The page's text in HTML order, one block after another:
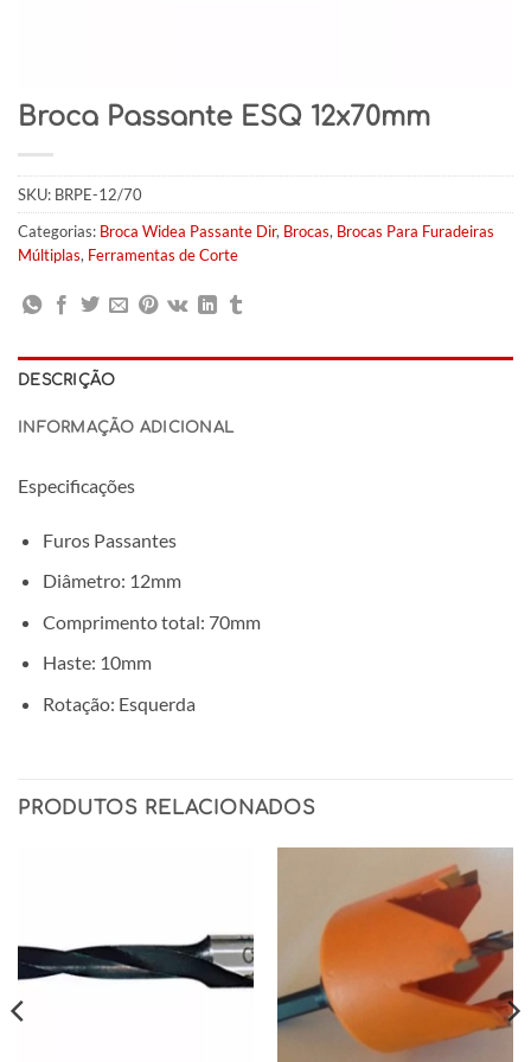
Broca Passante ESQ 12x70mm
SKU: BRPE-12/70
Categorias: Broca Widea Passante Dir, Brocas, Brocas Para Furadeiras
Múltiplas, Ferramentas de Corte
DESCRIÇÃO
INFORMAÇÃO ADICIONAL
Especificações
Furos Passantes
Diâmetro: 12mm
Comprimento total: 70mm
Haste: 10mm
Rotação: Esquerda
PRODUTOS RELACIONADOS